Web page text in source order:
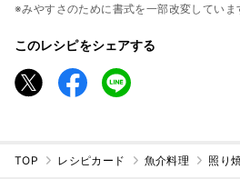
※みやすさのために書式を一部改変していま
このレシピをシェアする
TOP レシピカード 魚介料理 照り